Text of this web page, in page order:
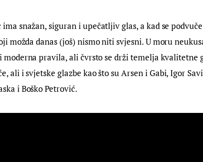
ima snažan, siguran i upečatljiv glas, a kad se
možda danas (još) nismo niti svjesni. U moru
moderna pravila, ali čvrsto se drži temelja kvalitetne
ali i svjetske glazbe kao što su Arsen i Gabi, Igor
i Boško Petrović.